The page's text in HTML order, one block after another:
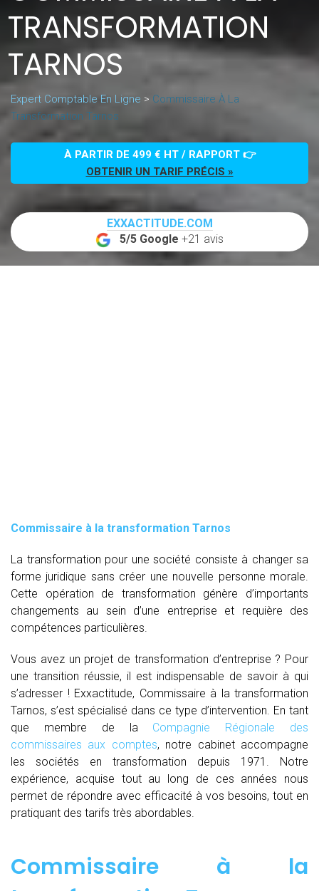
TRANSFORMATION
TARNOS
Expert Comptable En Ligne > Commissaire À La
Transformation Tarnos
À PARTIR DE 499 € HT / RAPPORT 👉
OBTENIR UN TARIF PRÉCIS »
EXXACTITUDE.COM
5/5 Google +21 avis
Commissaire à la transformation Tarnos
La transformation pour une société consiste à changer sa
forme juridique sans créer une nouvelle personne morale.
Cette opération de transformation génère d’importants
changements au sein d’une entreprise et requière des
compétences particulières.
Vous avez un projet de transformation d’entreprise ? Pour
une transition réussie, il est indispensable de savoir à qui
s’adresser ! Exxactitude, Commissaire à la transformation
Tarnos, s’est spécialisé dans ce type d’intervention. En tant
que membre de la Compagnie Régionale des
commissaires aux comptes, notre cabinet accompagne
les sociétés en transformation depuis 1971. Notre
expérience, acquise tout au long de ces années nous
permet de répondre avec efficacité à vos besoins, tout en
pratiquant des tarifs très abordables.
Commissaire à la